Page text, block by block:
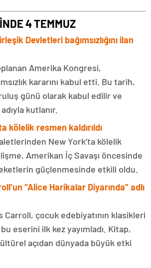
4 TEMMUZ
Devletleri bağımsızlığını ilan
Amerika Kongresi,
kararını kabul etti. Bu tarih,
günü olarak kabul edilir ve
adıyla kutlanır.
kölelik resmen kaldırıldı
New York’ta kölelik
Amerikan İç Savaşı öncesinde
güçlenmesinde etkili oldu.
“Alice Harikalar Diyarında” adlı
Carroll, çocuk edebiyatının klasikleri
eserini ilk kez yayımladı. Kitap,
açıdan dünyada büyük etki